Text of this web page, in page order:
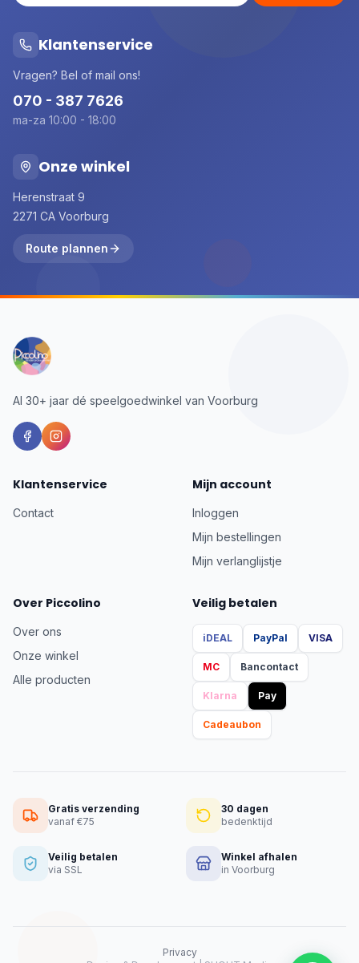
Klantenservice
Vragen? Bel of mail ons!
070 - 387 7626
ma-za 10:00 - 18:00
Onze winkel
Herenstraat 9
2271 CA Voorburg
Route plannen
Al 30+ jaar dé speelgoedwinkel van Voorburg
Klantenservice
Contact
Mijn account
Inloggen
Mijn bestellingen
Mijn verlanglijstje
Over Piccolino
Over ons
Onze winkel
Alle producten
Veilig betalen
iDEAL PayPal VISA
MC Bancontact
Klarna Pay
Cadeaubon
Gratis verzending
vanaf €75
30 dagen
bedenktijd
Veilig betalen
via SSL
Winkel afhalen
in Voorburg
Privacy